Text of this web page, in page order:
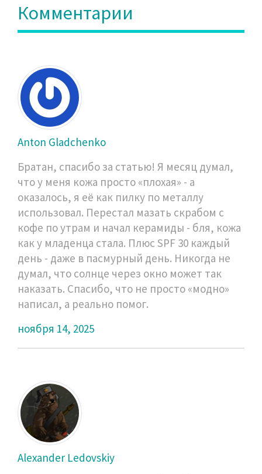
Комментарии
Anton Gladchenko
Братан, спасибо за статью! Я месяц думал,
что у меня кожа просто «плохая» - а
оказалось, я её как пилку по металлу
использовал. Перестал мазать скрабом с
кофе по утрам и начал керамиды - бля, кожа
как у младенца стала. Плюс SPF 30 каждый
день - даже в пасмурный день. Никогда не
думал, что солнце через окно может так
наказать. Спасибо, что не просто «модно»
написал, а реально помог.
ноября 14, 2025
Alexander Ledovskiy